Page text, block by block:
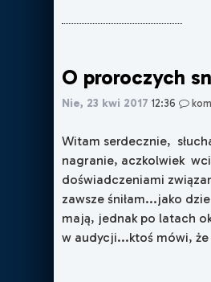
O proroczych
Nie, 23 kwi 2017 12:36
Witam serdecznie,
nagranie, aczkolwiek
doświadczeniami
zawsze śniłam...jako
mają, jednak po latach
w audycji...ktoś mówi,